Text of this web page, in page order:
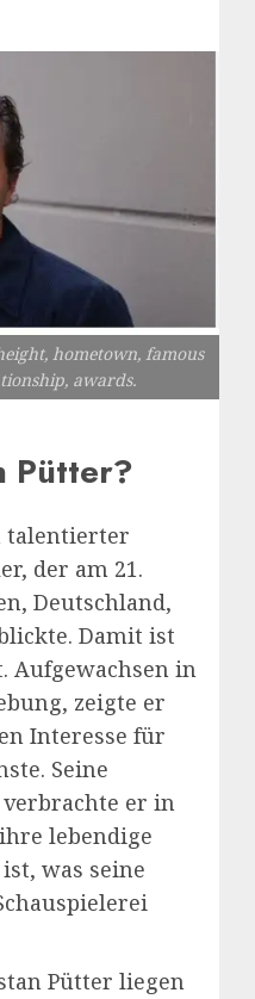
hometown, famous
awards.
Pütter?
talentierter
der am 21.
Deutschland,
Damit ist
Aufgewachsen in
zeigte er
Interesse für
Seine
er in
lebendige
was seine
Pütter liegen